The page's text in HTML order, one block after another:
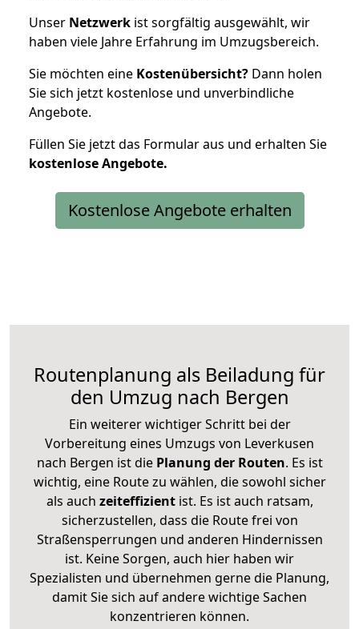
Unser Netzwerk ist sorgfältig ausgewählt, wir
haben viele Jahre Erfahrung im Umzugsbereich.
Sie möchten eine Kostenübersicht? Dann holen
Sie sich jetzt kostenlose und unverbindliche
Angebote.
Füllen Sie jetzt das Formular aus und erhalten Sie
kostenloseAngebote.
Kostenlose Angebote erhalten
Routenplanung als Beiladung für
den Umzug nach Bergen
Ein weiterer wichtiger Schritt bei der
Vorbereitung eines Umzugs von Leverkusen
nach Bergen ist diePlanung der Routen. Es ist
wichtig, eine Route zu wählen, die sowohl sicher
als auch zeiteffizientist. Es ist auch ratsam,
sicherzustellen, dass die Route frei von
Straßensperrungen und anderen Hindernissen
ist. Keine Sorgen, auch hier haben wir
Spezialisten und übernehmen gerne die Planung,
damit Sie sich auf andere wichtige Sachen
konzentrieren können.